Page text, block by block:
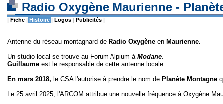
Radio Oxygène Maurienne -
| Fiche | Histoire | Logos | Publicités |
Antenne du réseau montagnard de Radio Oxygène en Maurienne.
Un studio local se trouve au Forum Alpium à Modane.
Guillaume est le responsable de cette antenne locale.
En mars 2018, le CSA l'autorise à prendre le nom de Planète Montagne
Le 25 avril 2025, l'ARCOM attribue une nouvelle fréquence à Oxygène